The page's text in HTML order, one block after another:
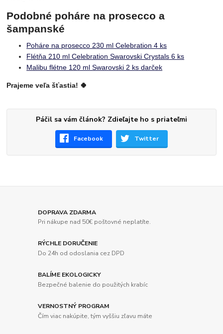
Podobné poháre na prosecco a
šampanské
Poháre na prosecco 230 ml Celebration 4 ks
Flétňa 210 ml Celebration Swarovski Crystals 6 ks
Malibu flétne 120 ml Swarovski 2 ks darček
Prajeme veľa šťastia! 🍀
Páčil sa vám článok? Zdieľajte ho s priateľmi
Facebook Twitter
DOPRAVA ZDARMA
Pri nákupe nad 50€ poštovné neplatíte.
RÝCHLE DORUČENIE
Do 24h od odoslania cez DPD
BALÍME EKOLOGICKY
Bezpečné balenie do použitých krabíc
VERNOSTNÝ PROGRAM
Čím viac nakúpite, tým vyššiu zľavu máte